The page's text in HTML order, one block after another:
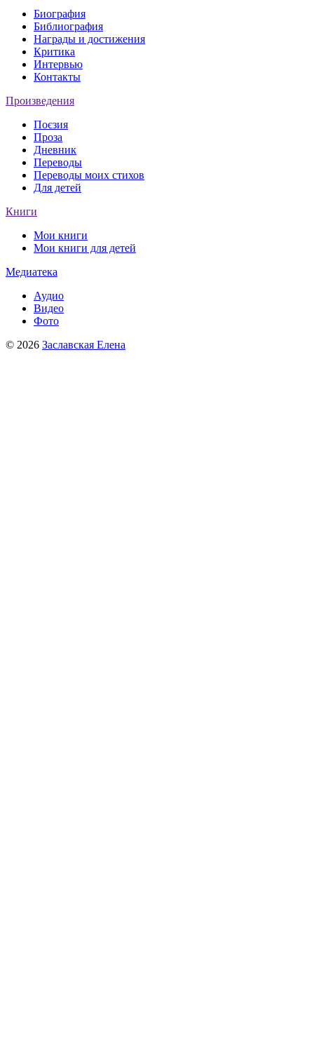
Биография
Библиография
Награды и достижения
Критика
Интервью
Контакты
Произведения
Поєзия
Проза
Дневник
Переводы
Переводы моих стихов
Для детей
Книги
Мои книги
Мои книги для детей
Медиатека
Аудио
Видео
Фото
© 2026 Заславская Елена